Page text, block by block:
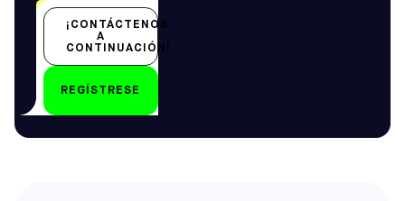
Todo el año
Todas las edades
¡CONTÁCTENOS
A
CONTINUACIÓN!
REGÍSTRESE